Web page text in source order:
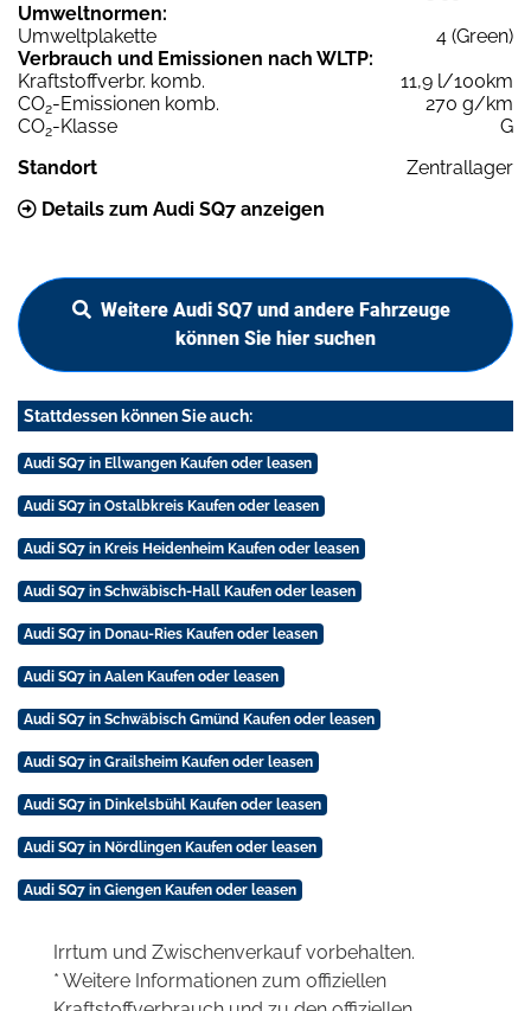
Umweltnormen:
Umweltplakette
4 (Green)
Verbrauch und Emissionen nach WLTP:
Kraftstoffverbr. komb.
11,9 l/100km
CO2-Emissionen komb.
270 g/km
CO2-Klasse
G
Standort
Zentrallager
Details zum Audi SQ7 anzeigen
Weitere Audi SQ7 und andere Fahrzeuge
können Sie hier suchen
Stattdessen können Sie auch:
Audi SQ7 in Ellwangen Kaufen oder leasen
Audi SQ7 in Ostalbkreis Kaufen oder leasen
Audi SQ7 in Kreis Heidenheim Kaufen oder leasen
Audi SQ7 in Schwäbisch-Hall Kaufen oder leasen
Audi SQ7 in Donau-Ries Kaufen oder leasen
Audi SQ7 in Aalen Kaufen oder leasen
Audi SQ7 in Schwäbisch Gmünd Kaufen oder leasen
Audi SQ7 in Grailsheim Kaufen oder leasen
Audi SQ7 in Dinkelsbühl Kaufen oder leasen
Audi SQ7 in Nördlingen Kaufen oder leasen
Audi SQ7 in Giengen Kaufen oder leasen
Irrtum und Zwischenverkauf vorbehalten.
* Weitere Informationen zum offiziellen